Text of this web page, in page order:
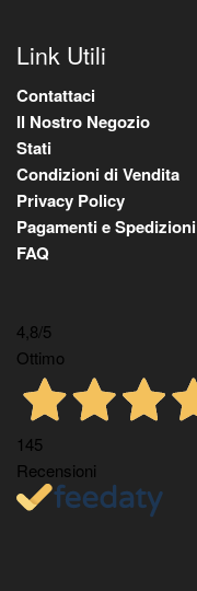
Link Utili
Contattaci
Il Nostro Negozio
Stati
Condizioni di Vendita
Privacy Policy
Pagamenti e Spedizioni
FAQ
4,8/5
Ottimo
145
Recensioni